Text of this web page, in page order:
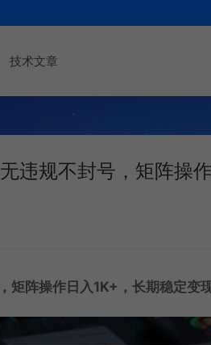
技术文章
违规不封号，矩阵操
阵操作日入1K+，长期稳定变现